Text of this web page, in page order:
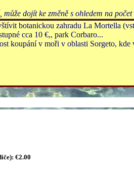
dojít ke změně s ohledem na
botanickou zahradu La Mortella
cca 10 €,, park Corbaro...
koupání v moři v oblasti Sorgeto,
€2.00